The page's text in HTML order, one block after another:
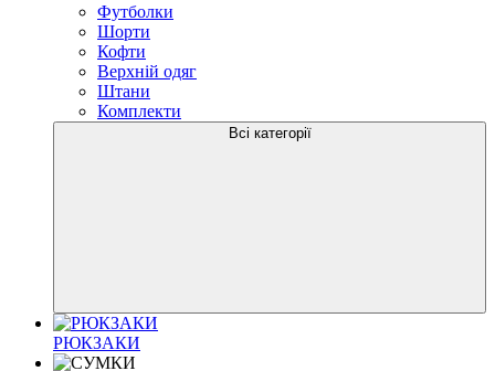
Футболки
Шорти
Кофти
Верхній одяг
Штани
Комплекти
Всі категорії
РЮКЗАКИ